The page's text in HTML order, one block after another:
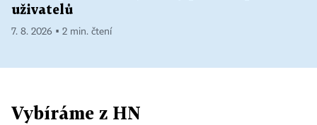
uživatelů
7. 8. 2026 ▪ 2 min. čtení
Vybíráme z HN